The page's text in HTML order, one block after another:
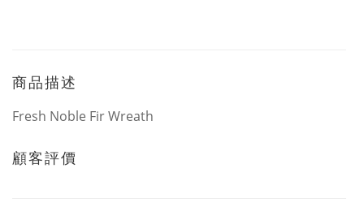
商品描述
Fresh Noble Fir Wreath
顧客評價